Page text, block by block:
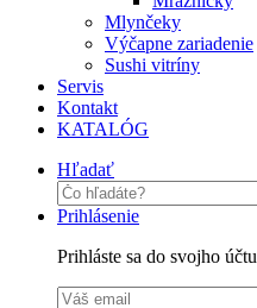
Mlynčeky
Výčapne zariadenie
Sushi vitríny
Servis
Kontakt
KATALÓG
Hľadať
Prihlásenie
Prihláste sa do svojho účtu